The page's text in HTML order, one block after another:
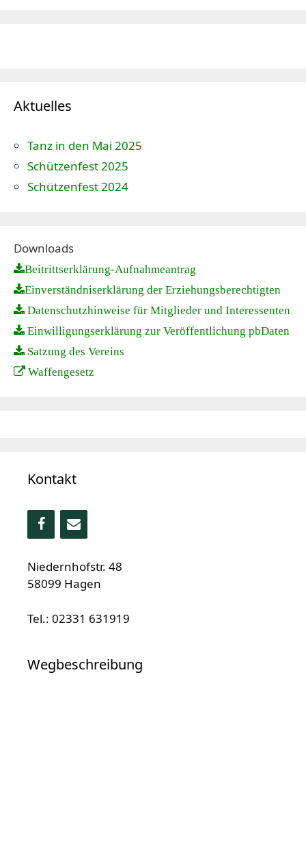
Aktuelles
Tanz in den Mai 2025
Schützenfest 2025
Schützenfest 2024
Downloads
Beitrittserklärung-Aufnahmeantrag
Einverständniserklärung der Erziehungsberechtigten
Datenschutzhinweise für Mitglieder und Interessenten
Einwilligungserklärung zur Veröffentlichung pbDaten
Satzung des Vereins
Waffengesetz
Kontakt
Niedernhofstr. 48
58099 Hagen
Tel.: 02331 631919
Wegbeschreibung